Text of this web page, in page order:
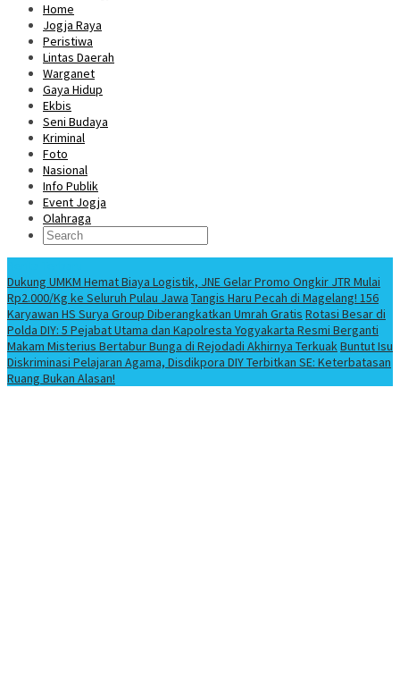
Home
Jogja Raya
Peristiwa
Lintas Daerah
Warganet
Gaya Hidup
Ekbis
Seni Budaya
Kriminal
Foto
Nasional
Info Publik
Event Jogja
Olahraga
Dukung UMKM Hemat Biaya Logistik, JNE Gelar Promo Ongkir JTR Mulai
Rp2.000/Kg ke Seluruh Pulau Jawa Tangis Haru Pecah di Magelang! 156
Karyawan HS Surya Group Diberangkatkan Umrah Gratis Rotasi Besar di
Polda DIY: 5 Pejabat Utama dan Kapolresta Yogyakarta Resmi Berganti
Makam Misterius Bertabur Bunga di Rejodadi Akhirnya TerkuakBuntut Isu
Diskriminasi Pelajaran Agama, Disdikpora DIY Terbitkan SE: Keterbatasan
Ruang Bukan Alasan!